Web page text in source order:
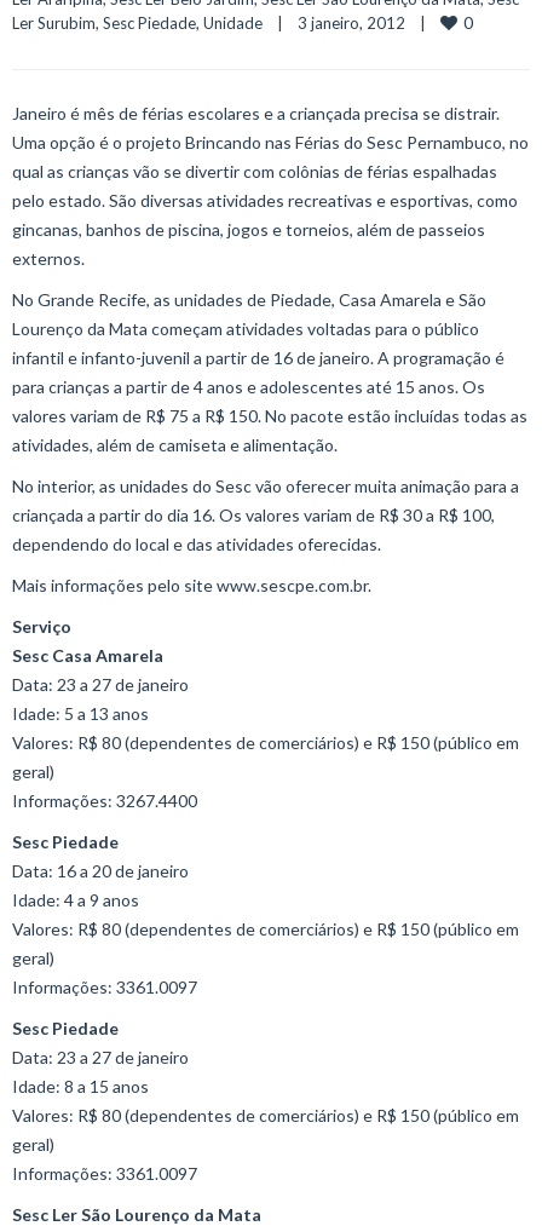
Ler Surubim, Sesc Piedade, Unidade
    |    3 janeiro, 2012    |
0
Janeiro é mês de férias escolares e a criançada precisa se distrair.
Uma opção é o projeto Brincando nas Férias do Sesc Pernambuco, no
qual as crianças vão se divertir com colônias de férias espalhadas
pelo estado. São diversas atividades recreativas e esportivas, como
gincanas, banhos de piscina, jogos e torneios, além de passeios
externos.
No Grande Recife, as unidades de Piedade, Casa Amarela e São
Lourenço da Mata começam atividades voltadas para o público
infantil e infanto-juvenil a partir de 16 de janeiro. A programação é
para crianças a partir de 4 anos e adolescentes até 15 anos. Os
valores variam de R$ 75 a R$ 150. No pacote estão incluídas todas as
atividades, além de camiseta e alimentação.
No interior, as unidades do Sesc vão oferecer muita animação para a
criançada a partir do dia 16. Os valores variam de R$ 30 a R$ 100,
dependendo do local e das atividades oferecidas.
Mais informações pelo site www.sescpe.com.br.
Serviço
Sesc Casa Amarela
Data: 23 a 27 de janeiro
Idade: 5 a 13 anos
Valores: R$ 80 (dependentes de comerciários) e R$ 150 (público em
geral)
Informações: 3267.4400
Sesc Piedade
Data: 16 a 20 de janeiro
Idade: 4 a 9 anos
Valores: R$ 80 (dependentes de comerciários) e R$ 150 (público em
geral)
Informações: 3361.0097
Sesc Piedade
Data: 23 a 27 de janeiro
Idade: 8 a 15 anos
Valores: R$ 80 (dependentes de comerciários) e R$ 150 (público em
geral)
Informações: 3361.0097
Sesc Ler São Lourenço da Mata